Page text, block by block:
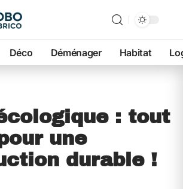
Déco Déménager Habitat
: tout
une
durable !